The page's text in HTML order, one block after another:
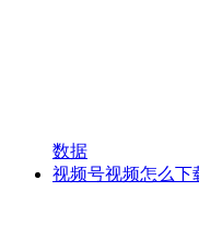
数据
视频号视频怎么下